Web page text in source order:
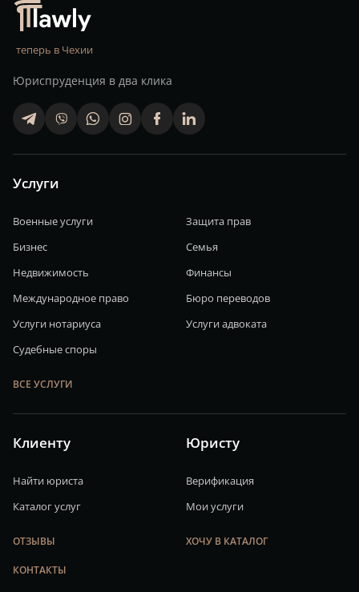
теперь в Чехии
Юриспруденция в два клика
telegram viber whatsapp finstagram facebook linkedin
Услуги
Военные услуги
Защита прав
Бизнес
Семья
Недвижимость
Финансы
Международное право
Бюро переводов
Услуги нотариуса
Услуги адвоката
Судебные споры
ВСЕ УСЛУГИ
Клиенту
Найти юриста
Каталог услуг
ОТЗЫВЫ
КОНТАКТЫ
Юристу
Верификация
Мои услуги
ХОЧУ В КАТАЛОГ